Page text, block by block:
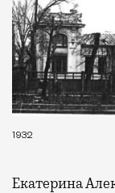
1932
Екатерина